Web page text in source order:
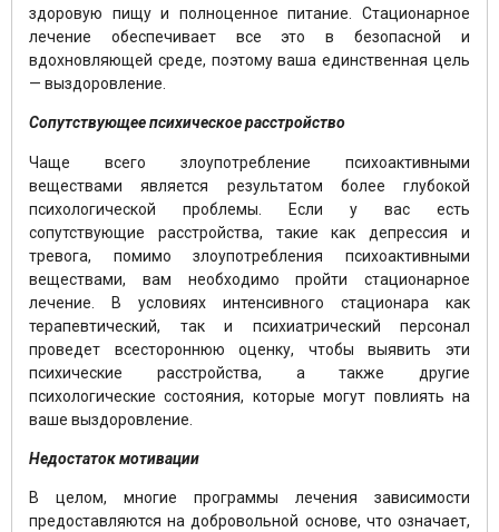
здоровую пищу и полноценное питание. Стационарное
лечение обеспечивает все это в безопасной и
вдохновляющей среде, поэтому ваша единственная цель
— выздоровление.
Сопутствующее психическое расстройство
Чаще всего злоупотребление психоактивными
веществами является результатом более глубокой
психологической проблемы. Если у вас есть
сопутствующие расстройства, такие как депрессия и
тревога, помимо злоупотребления психоактивными
веществами, вам необходимо пройти стационарное
лечение. В условиях интенсивного стационара как
терапевтический, так и психиатрический персонал
проведет всестороннюю оценку, чтобы выявить эти
психические расстройства, а также другие
психологические состояния, которые могут повлиять на
ваше выздоровление.
Недостаток мотивации
В целом, многие программы лечения зависимости
предоставляются на добровольной основе, что означает,